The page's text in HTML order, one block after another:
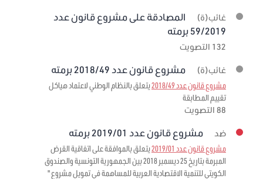
غائب(ة)
المصادقة على مشروع قانون عدد
59/2019 برمته
132 التصويت
غائب(ة) مشروع قانون عدد 2018/49 برمته
مشروع قانون عدد 2018/49
يتعلق بالنظام الوطني لاعتماد هياكل
تقييم المطابقة
88 التصويت
ضد مشروع قانون عدد 2019/01 برمته
مشروع قانون عدد 2019/01
يتعلق بالموافقة على اتفاقية القرض
المبرمة بتاريخ 25 ديسمبر 2018 بين الجمهورية التونسية والصندوق
الكويتي للتنمية الاقتصادية العربية للمساهمة في تمويل مشروع "